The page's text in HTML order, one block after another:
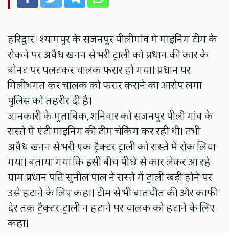
हरिद्वार। श्यामपुर के सजनपुर पीलीगांव में माइनिंग टीम के
रोकने पर अवैध खनन से भरी ट्राली को प्रधान की कार के
बोनट पर पलटकर चालक फरार हो गया। प्रधान पर
मिलीभगत कर चालक को फरार कराने का आरोप लगा
पुलिस को तहरीर दी है।
जानकारी के मुताबिक, शनिवार को सजनपुर पीली गांव के
रास्ते में एंटी माइनिंग की टीम चेकिंग कर रही थी। तभी
अवैध खनन से भरी एक ट्रैक्टर ट्राली को रास्ते में रोक लिया
गया। बताया गया कि इसी बीच पीछे से कार लेकर आ रहे
ग्राम प्रधान पति सुनील पाल ने रास्ते में ट्राली खड़ी होने पर
उसे हटाने के लिए कहा। टीम से भी बातचीत की और काफी
देर तक ट्रैक्टर-ट्राली न हटाने पर चालक को हटाने के लिए
कहा।